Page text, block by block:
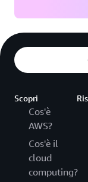
Scopri
Cos'è
AWS?
Cos'è il
cloud
computing?